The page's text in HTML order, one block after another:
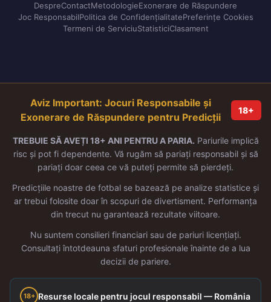
DespreContactMetodologieExonerare de Răspundere
Joc ResponsabilPolitica de ConfidențialitatePreferințe Cookies
Termeni de ServiciuStatisticiClasament
Aviz Important: Jocuri Responsabile și
Exonerare de Răspundere pentru Predicții
18+
TREBUIE SĂ AVEȚI 18+ ANI PENTRU A PARIA. Pariurile implică
risc și pot fi dependente. Vă rugăm să pariați responsabil și să
pariați doar ceea ce vă puteți permite să pierdeți.
Predicțiile noastre de fotbal se bazează pe analize statistice și
ar trebui folosite doar în scopuri de divertisment. Performanța
din trecut nu garantează rezultate viitoare.
Nu suntem consilieri financiari sau de pariuri licențiați.
Consultați întotdeauna sfaturi profesionale înainte de a lua
decizii de pariere.
18+ Resurse locale pentru jocul responsabil — România